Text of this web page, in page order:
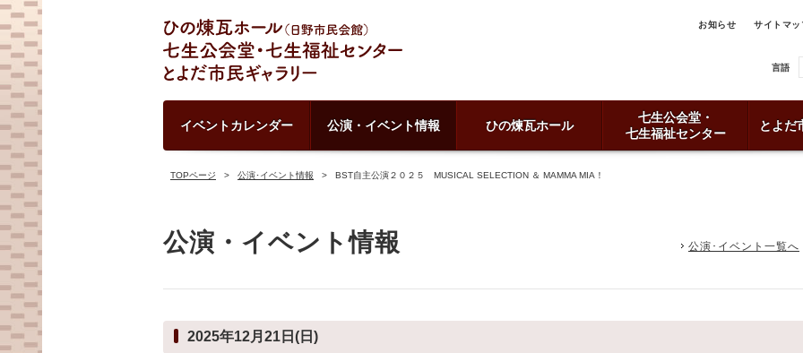
お知らせ サイトマッ
言語
イベントカレンダー 公演・イベント情報 ひの煉瓦ホール
七生公会堂・
七生福祉センター
とよだ
TOPページ 公演･イベント情報 BST自主公演２０２５ MUSICAL SELECTION ＆ MAMMA MIA！
公演・イベント情報 公演･イベント一覧へ
2025年12月21日(日)